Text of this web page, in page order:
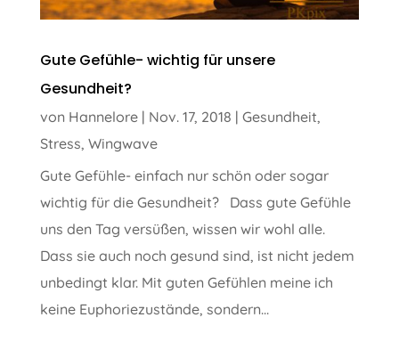
Gute Gefühle- wichtig für unsere
Gesundheit?
von Hannelore| Nov. 17, 2018 | Gesundheit,
Stress, Wingwave
Gute Gefühle- einfach nur schön oder sogar
wichtig für die Gesundheit? Dass gute Gefühle
uns den Tag versüßen, wissen wir wohl alle.
Dass sie auch noch gesund sind, ist nicht jedem
unbedingt klar. Mit guten Gefühlen meine ich
keine Euphoriezustände, sondern...